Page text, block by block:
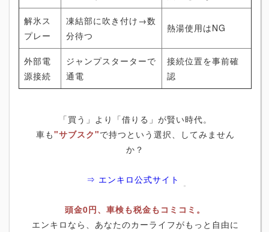
解氷ス
プレー
凍結部に吹き付け→数
分待つ
熱湯使用はNG
外部電
源接続
ジャンプスターターで
通電
接続位置を事前確
認
「買う」より「借りる」が賢い時代。
車も"サブスク"で持つという選択、してみません
か？
⇒ エンキロ公式サイト
頭金0円、車検も税金もコミコミ。
エンキロなら、あなたのカーライフがもっと自由に